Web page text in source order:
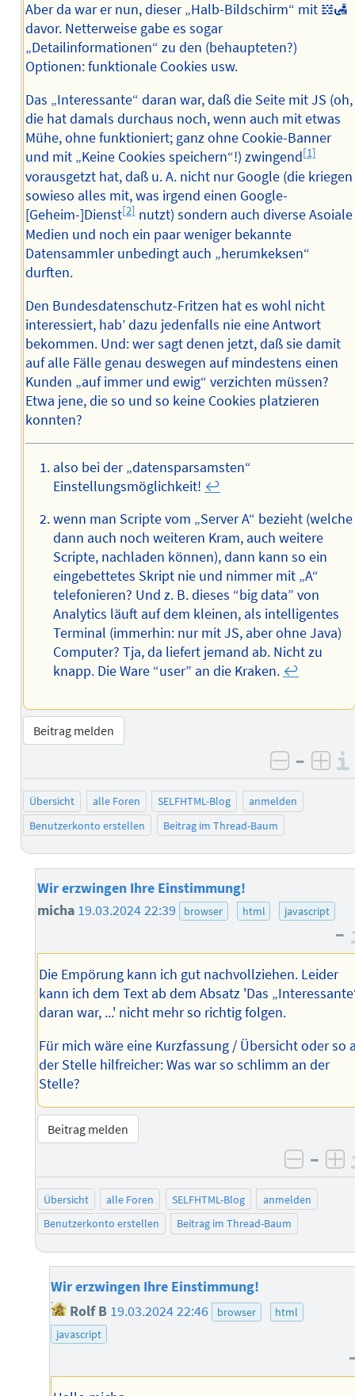
Aber da war er nun, dieser „Halb-Bildschirm“ mit 𝍌🛃
davor. Netterweise gabe es sogar
„Detailinformationen“ zu den (behaupteten?)
Optionen: funktionale Cookies usw.
Das „Interessante“ daran war, daß die Seite mit JS (oh,
die hat damals durchaus noch, wenn auch mit etwas
Mühe, ohne funktioniert; ganz ohne Cookie-Banner
und mit „Keine Cookies speichern“!) zwingend[1]
vorausgetzt hat, daß u. A. nicht nur Google (die kriegen
sowieso alles mit, was irgend einen Google-
[Geheim-]Dienst[2]nutzt) sondern auch diverse Asoiale
Medien und noch ein paar weniger bekannte
Datensammler unbedingt auch „herumkeksen“
durften.
Den Bundesdatenschutz-Fritzen hat es wohl nicht
interessiert, hab’ dazu jedenfalls nie eine Antwort
bekommen. Und: wer sagt denen jetzt, daß sie damit
auf alle Fälle genau deswegen auf mindestens einen
Kunden „auf immer und ewig“ verzichten müssen?
Etwa jene, die so und so keine Cookies platzieren
konnten?
also bei der „datensparsamsten“
Einstellungsmöglichkeit! ↩︎
wenn man Scripte vom „Server A“ bezieht (welche
dann auch noch weiteren Kram, auch weitere
Scripte, nachladen können), dann kann so ein
eingebettetes Skript nie und nimmer mit „A“
telefonieren? Und z. B. dieses “big data” von
Analytics läuft auf dem kleinen, als intelligentes
Terminal (immerhin: nur mit JS, aber ohne Java)
Computer? Tja, da liefert jemand ab. Nicht zu
knapp. Die Ware “user” an die Kraken. ↩︎
Beitrag melden
negativ
–
Übersicht alle Foren SELFHTML-Blog
anmelden
Benutzerkonto erstellen
Beitrag im Thread-Baum
Wir erzwingen Ihre Einstimmung!
micha 19.03.2024 22:39 browser html javascript
–
Die Empörung kann ich gut nachvollziehen. Leider
kann ich dem Text ab dem Absatz 'Das
daran war, ...' nicht mehr so richtig folgen.
Für mich wäre eine Kurzfassung / Übersicht oder so
der Stelle hilfreicher: Was war so schlimm an der
Stelle?
Beitrag melden
–
Übersicht alle Foren SELFHTML-Blog
anmelden
Benutzerkonto erstellen
Beitrag im Thread-Baum
Wir erzwingen Ihre Einstimmung!
Rolf B 19.03.2024 22:46 browser
html
javascript